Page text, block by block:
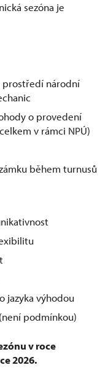
sezóna je
prostředí národní
o provedení
v rámci NPÚ)
během turnusů
jazyka výhodou
podmínkou)
v roce
2026.